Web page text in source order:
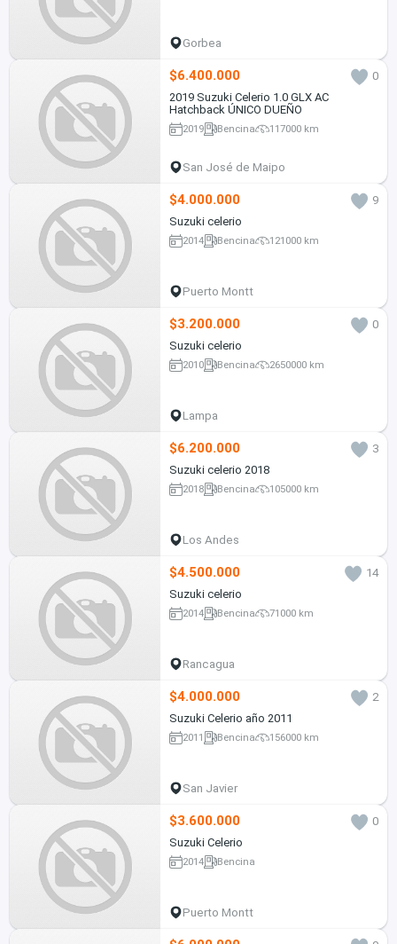
Gorbea
$6.400.000
0
2019 Suzuki Celerio 1.0 GLX AC
Hatchback ÚNICO DUEÑO
2019 Bencina 117000 km
San José de Maipo
$4.000.000
9
Suzuki celerio
2014 Bencina 121000 km
Puerto Montt
$3.200.000
0
Suzuki celerio
2010 Bencina 2650000 km
Lampa
$6.200.000
3
Suzuki celerio 2018
2018 Bencina 105000 km
Los Andes
$4.500.000
14
Suzuki celerio
2014 Bencina 71000 km
Rancagua
$4.000.000
2
Suzuki Celerio año 2011
2011 Bencina 156000 km
San Javier
$3.600.000
0
Suzuki Celerio
2014 Bencina
Puerto Montt